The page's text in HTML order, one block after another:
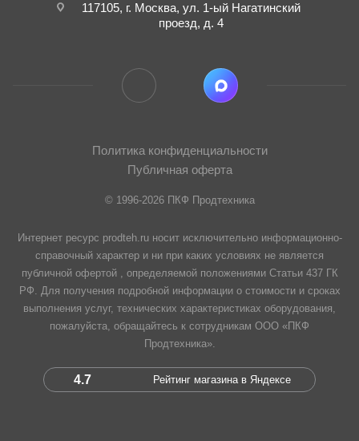
117105, г. Москва, ул. 1-ый Нагатинский
проезд, д. 4
Политика конфиденциальности
Публичная оферта
© 1996-2026 ПКФ Продтехника
Интернет ресурс prodteh.ru носит исключительно информационно-
справочный характер и ни при каких условиях не является
публичной офертой , определяемой положениями Статьи 437 ГК
РФ. Для получения подробной информации о стоимости и сроках
выполнения услуг, технических характеристиках оборудования,
пожалуйста, обращайтесь к сотрудникам ООО «ПКФ
Продтехника».
4.7 Рейтинг магазина в Яндексе